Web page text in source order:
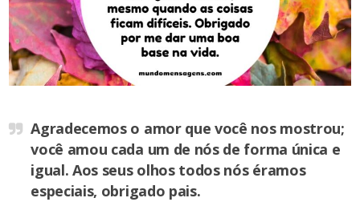
Agradecemos o amor que você nos mostrou;
você amou cada um de nós de forma única e
igual. Aos seus olhos todos nós éramos
especiais, obrigado pais.